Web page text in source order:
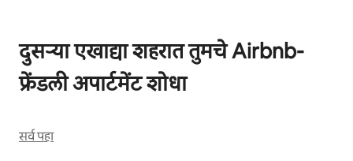
दुसऱ्या एखाद्या शहरात तुमचे Airbnb-
फ्रेंडली अपार्टमेंट शोधा
सर्व पहा